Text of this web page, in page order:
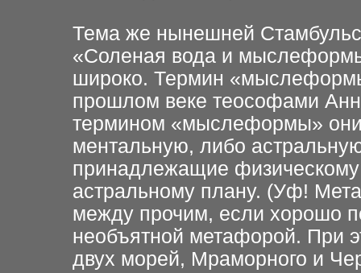
Тема же нынешней
«Соленая вода и
широко. Термин
прошлом веке теософами
термином «мыслеформы»
ментальную, либо
принадлежащие
астральному плану. (Уф!
между прочим, если хорошо
необъятной метафорой. При
двух морей, Мраморного и